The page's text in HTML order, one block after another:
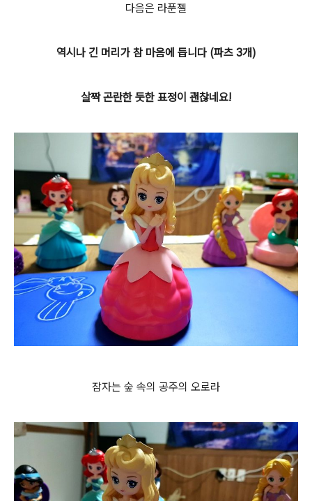
다음은 라푼젤
역시나 긴 머리가 참 마음에 듭니다 (파츠 3개)
살짝 곤란한 듯한 표정이 괜찮네요!
잠자는 숲 속의 공주의 오로라